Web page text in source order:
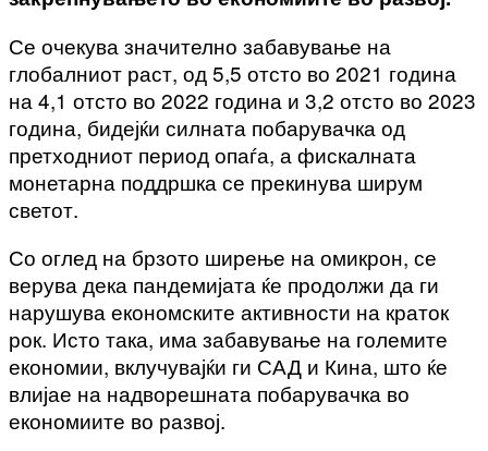
Се очекува значително забавување на
глобалниот раст, од 5,5 отсто во 2021 година
на 4,1 отсто во 2022 година и 3,2 отсто во 2023
година, бидејќи силната побарувачка од
претходниот период опаѓа, а фискалната
монетарна поддршка се прекинува ширум
светот.
Со оглед на брзото ширење на омикрон, се
верува дека пандемијата ќе продолжи да ги
нарушува економските активности на краток
рок. Исто така, има забавување на големите
економии, вклучувајќи ги САД и Кина, што ќе
влијае на надворешната побарувачка во
економиите во развој.